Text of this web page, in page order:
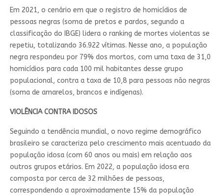
Em 2021, o cenário em que o registro de homicídios de
pessoas negras (soma de pretos e pardos, segundo a
classificação do IBGE) lidera o ranking de mortes violentas se
repetiu, totalizando 36.922 vítimas. Nesse ano, a população
negra respondeu por 79% dos mortos, com uma taxa de 31,0
homicídios para cada 100 mil habitantes desse grupo
populacional, contra a taxa de 10,8 para pessoas não negras
(soma de amarelos, brancos e indígenas).
VIOLÊNCIA CONTRA IDOSOS
Seguindo a tendência mundial, o novo regime demográfico
brasileiro se caracteriza pelo crescimento mais acentuado da
população idosa (com 60 anos ou mais) em relação aos
outros grupos etários. Em 2022, a população idosa era
composta por cerca de 32 milhões de pessoas,
correspondendo a aproximadamente 15% da população